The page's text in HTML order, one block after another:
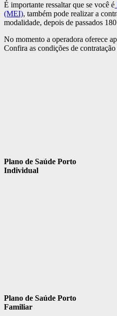
É importante ressaltar que se você é
(MEI), também pode realizar a
modalidade, depois de passados
No momento a operadora oferece
Confira as condições de
Plano de Saúde Porto
Individual
Plano de Saúde Porto
Familiar